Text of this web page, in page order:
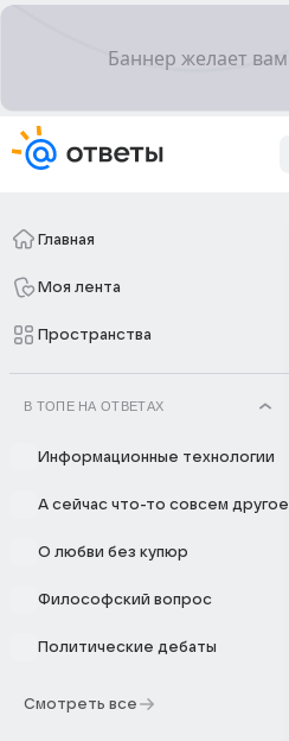
Главная
Моя лента
Пространства
В ТОПЕ НА ОТВЕТАХ
Информационные технологии
А сейчас что-то совсем другое
О любви без купюр
Философский вопрос
Политические дебаты
Смотреть все